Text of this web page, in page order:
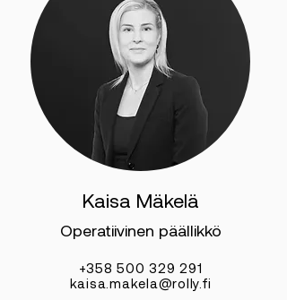
Kaisa Mäkelä
Operatiivinen päällikkö
+358 500 329 291
kaisa.makela@rolly.fi